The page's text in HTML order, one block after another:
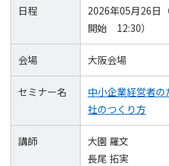
日程
2026年05月26日
開始 12:30）
会場 大阪会場
セミナー名
中小企業経営者
社のつくり方
講師
大園 羅文
長尾 拓実